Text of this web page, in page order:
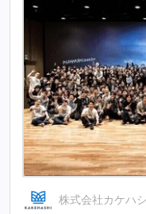
株式会社カケハシ